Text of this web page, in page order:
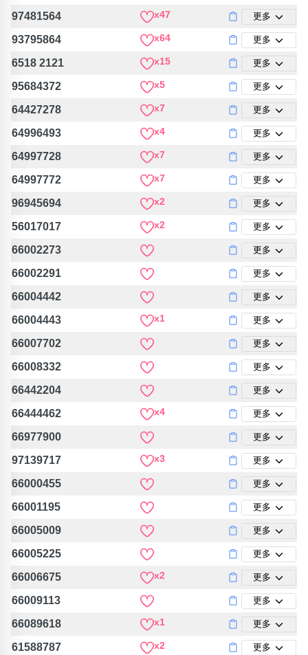
生日分類
搜尋
97481564 x47 更多
93795864 x64 更多
6518 2121 x15 更多
95684372 x5 更多
64427278 x7 更多
64996493 x4 更多
64997728 x7 更多
64997772 x7 更多
96945694 x2 更多
56017017 x2 更多
66002273 更多
66002291 更多
66004442 更多
66004443 x1 更多
66007702 更多
66008332 更多
66442204 更多
66444462 x4 更多
66977900 更多
97139717 x3 更多
66000455 更多
66001195 更多
66005009 更多
66005225 更多
66006675 x2 更多
66009113 更多
66089618 x1 更多
61588787 x2 更多